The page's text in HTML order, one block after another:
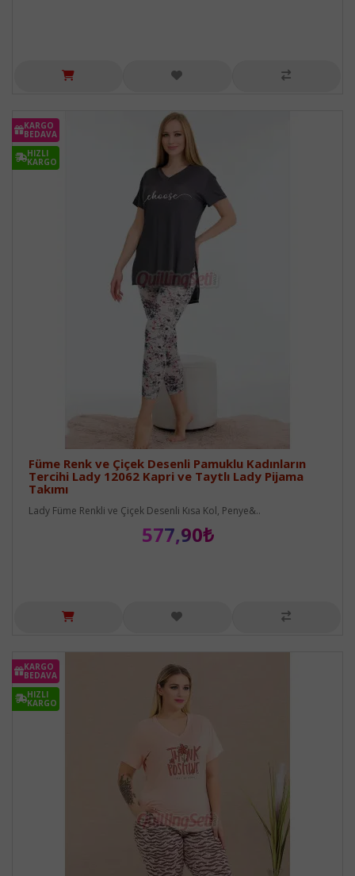
KARGO
BEDAVA
HIZLI
KARGO
Füme Renk ve Çiçek Desenli Pamuklu Kadınların
Tercihi Lady 12062 Kapri ve Taytlı Lady Pijama
Takımı
Lady Füme Renkli ve Çiçek Desenli Kısa Kol, Penye&..
577,90₺
KARGO
BEDAVA
HIZLI
KARGO